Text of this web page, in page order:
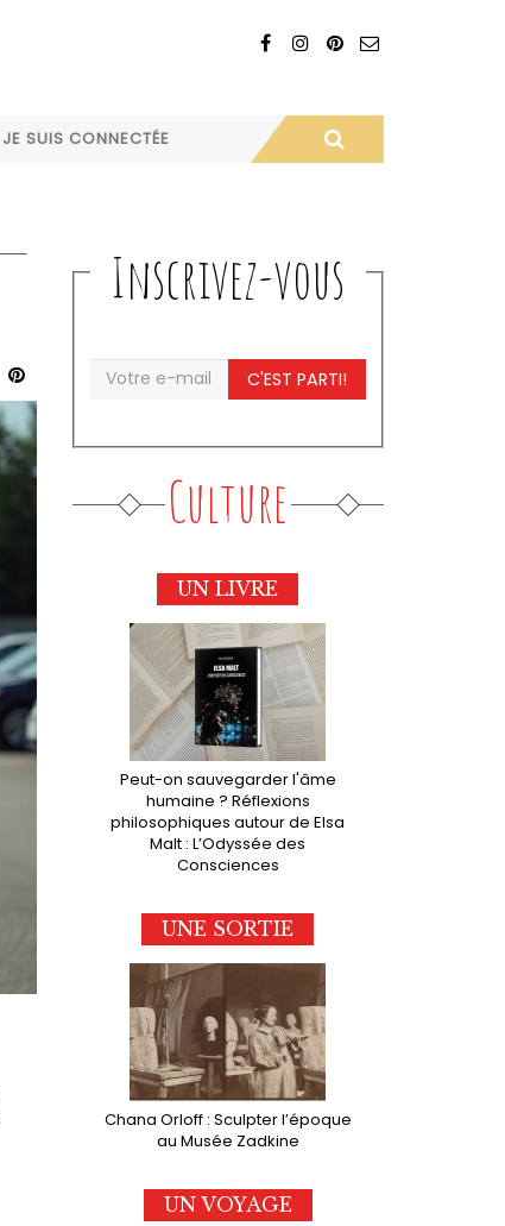
JE SUIS CONNECTÉE
Inscrivez-vous
C'EST PARTI!
Culture
UN LIVRE
Peut-on sauvegarder l'âme
humaine ? Réflexions
philosophiques autour de Elsa
Malt : L’Odyssée des
Consciences
UNE SORTIE
Chana Orloff : Sculpter l’époque
au Musée Zadkine
UN VOYAGE